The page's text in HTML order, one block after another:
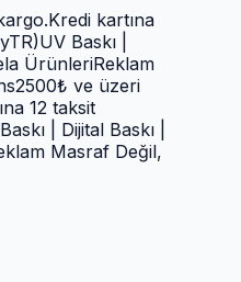
Kredi kartına
UV Baskı |
ÜrünleriReklam
2500₺ ve üzeri
12 taksit
| Dijital Baskı |
Masraf Değil,